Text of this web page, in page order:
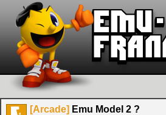
[Arcade] Emu Model 2 ?